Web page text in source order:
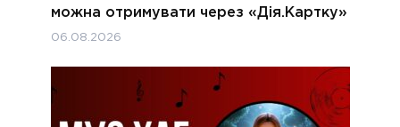
можна отримувати через «Дія.Картку»
06.08.2026